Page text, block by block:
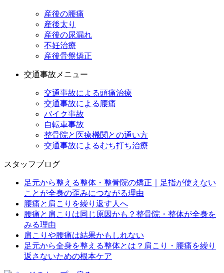
産後の腰痛
産後太り
産後の尿漏れ
不妊治療
産後骨盤矯正
交通事故メニュー
交通事故による頭痛治療
交通事故による腰痛
バイク事故
自転車事故
整骨院と医療機関との通い方
交通事故によるむち打ち治療
スタッフブログ
足元から整える整体・整骨院の矯正｜足指が使えない
ことが全身の歪みにつながる理由
腰痛と肩こりを繰り返す人へ
腰痛と肩こりは同じ原因かも？整骨院・整体が全身を
みる理由
肩こりや腰痛は結果かもしれない
足元から全身を整える整体とは？肩こり・腰痛を繰り
返さないための根本ケア